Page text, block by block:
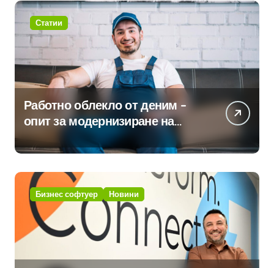
Статии
Работно облекло от деним –
опит за модернизиране на
традицията
Бизнес софтуер Новини